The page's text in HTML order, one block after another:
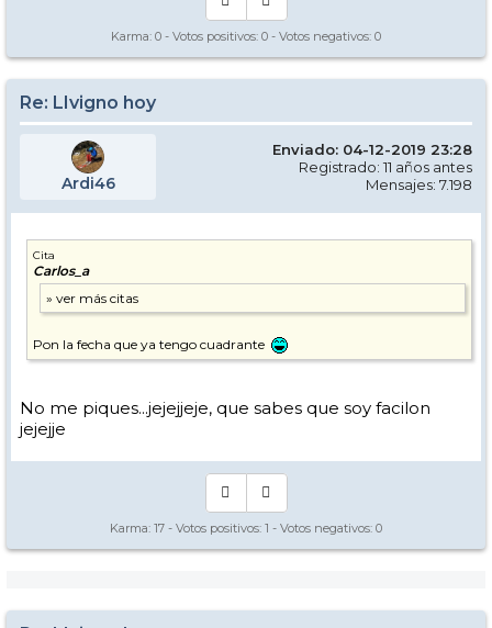
Karma: 0 - Votos positivos: 0 - Votos negativos: 0
Re: LIvigno hoy
Ardi46
Enviado: 04-12-2019 23:28
Registrado: 11 años antes
Mensajes: 7.198
Cita
Carlos_a
Pon la fecha que ya tengo cuadrante
No me piques...jejejjeje, que sabes que soy facilon
jejejje
Karma: 17 - Votos positivos: 1 - Votos negativos: 0